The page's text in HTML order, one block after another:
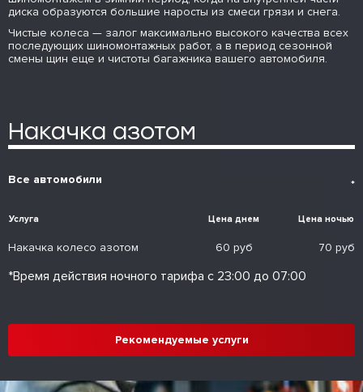
диска образуются большие наросты из смеси грязи и снега.
Чистые колеса — залог максимально высокого качества всех
последующих шиномонтажных работ, а в период сезонной
смены щин еще и чистоты багажника вашего автомобиля.
Накачка азотом
Все автомобили *
Услуга Цена днем Цена ночью
Накачка колесо азотом 60 руб 70 руб
*Время действия ночного тарифа с 23:00 до 07:00
Рекомендуемые услуги